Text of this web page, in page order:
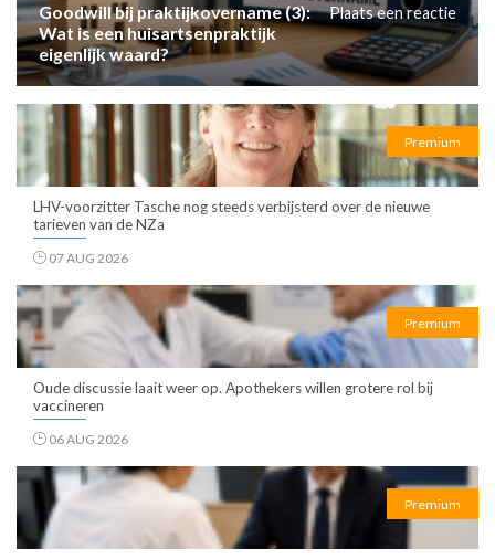
Goodwill bij praktijkovername (3):
Wat is een huisartsenpraktijk
eigenlijk waard?
Plaats een reactie
Premium
LHV-voorzitter Tasche nog steeds verbijsterd over de nieuwe
tarieven van de NZa
07 AUG 2026
Premium
Oude discussie laait weer op. Apothekers willen grotere rol bij
vaccineren
06 AUG 2026
Premium